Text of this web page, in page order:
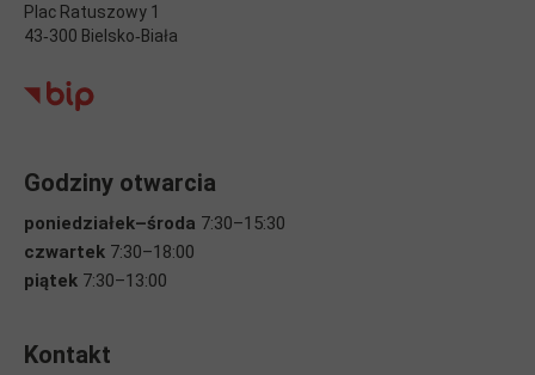
Plac Ratuszowy 1
43‑300 Bielsko‑Biała
Godziny otwarcia
poniedziałek–środa 7:30–15:30
czwartek 7:30–18:00
piątek 7:30–13:00
Kontakt